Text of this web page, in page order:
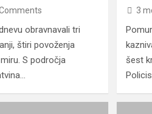
obravnavali tri
štiri povoženja
S področja
3
šest